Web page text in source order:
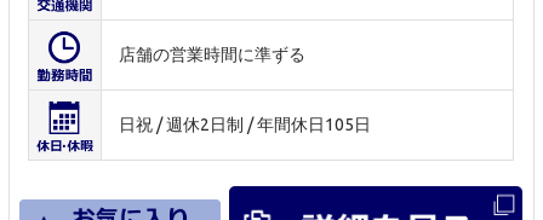
店舗の営業時間に準ずる
日祝 / 週休2日制 / 年間休日105日